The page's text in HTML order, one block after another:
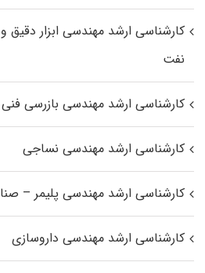
کارشناسی ارشد مهندسی ابزار دقیق
نفت
کارشناسی ارشد مهندسی بازرسی فنی
کارشناسی ارشد مهندسی نساجی
کارشناسی ارشد مهندسی پلیمر –
کارشناسی ارشد مهندسی داروسازی